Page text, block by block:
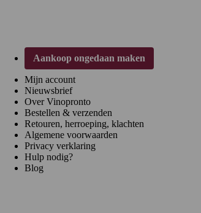
Aankoop ongedaan maken
Mijn account
Nieuwsbrief
Over Vinopronto
Bestellen & verzenden
Retouren, herroeping, klachten
Algemene voorwaarden
Privacy verklaring
Hulp nodig?
Blog